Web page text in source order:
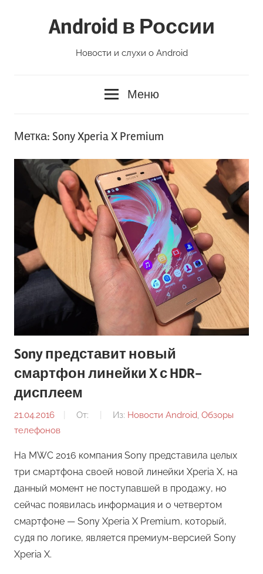
Android в России
Новости и слухи о Android
Меню
Метка: Sony Xperia X Premium
Sony представит новый
смартфон линейки X с HDR-
дисплеем
21.04.2016 От: Из: Новости Android, Обзоры
телефонов
На MWC 2016 компания Sony представила целых
три смартфона своей новой линейки Xperia X, на
данный момент не поступавшей в продажу, но
сейчас появилась информация и о четвертом
смартфоне — Sony Xperia X Premium, который,
судя по логике, является премиум-версией Sony
Xperia X.